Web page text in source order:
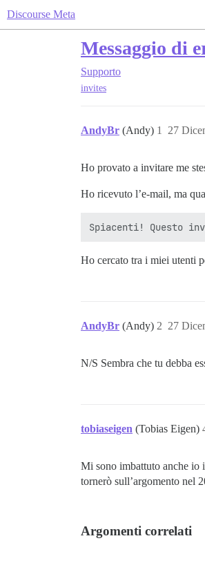
Discourse Meta
Messaggio di
Supporto
invites
AndyBr (Andy) 27
1
Ho provato a invitare me
Ho ricevuto l’e-mail, ma
Ho cercato tra i miei utenti
AndyBr (Andy) 27
2
N/S Sembra che tu debba
tobiaseigen (Tobias Eigen)
Mi sono imbattuto anche io
tornerò sull’argomento nel
Argomenti correlati